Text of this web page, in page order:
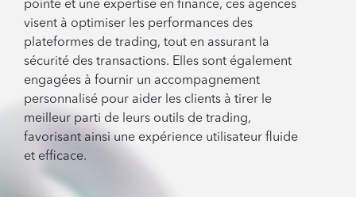
pointe et une expertise en finance, ces agences
visent à optimiser les performances des
plateformes de trading, tout en assurant la
sécurité des transactions. Elles sont également
engagées à fournir un accompagnement
personnalisé pour aider les clients à tirer le
meilleur parti de leurs outils de trading,
favorisant ainsi une expérience utilisateur fluide
et efficace.